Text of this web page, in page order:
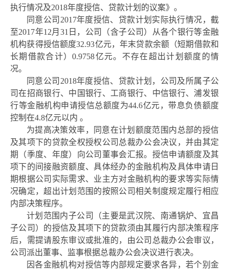
执行情况及2018年度授信、贷款计划的议案》。
同意公司 2017年度授信、贷款计划实际执行情况，截
至2017年12月31日，公司（含子公司）从各个银行等金融
机构获得授信额度32.93亿元，年末贷款余额（短期借款和
长期借款合计）0.9758亿元。不存在超出计划额度的情
况。
同意公司 2018年度授信、贷款计划，公司及所属子公
司在招商银行、中国银行、工商银行、中信银行、浦发银
行等金融机构申请授信总额度为44.6亿元，带息负债额度
控制在4.8亿元以内 。
为提高决策效率，同意在计划额度范围内总部的授信
及其项下的贷款全权授权公司总裁办公会决议，并由其定
期（季度、年度）向公司董事会汇报。授信申请额度及其
项下的间接融资额度、具体经办的金融机构及具体申请日
期根据公司实际需求、业主方对金融机构的要求等实际情
况确定，超出计划范围的按照公司相关制度规定履行相应
内部决策程序。
计划范围内子公司（主要是武汉院、南通锅炉、宜昌
子公司）的授信及其项下的贷款须由其履行内部决策程序
后，需提请股东审议或批准的，由公司总裁办公会审议，
公司派出董事、监事根据总裁办公会决议进行表决。
因各金融机构对授信等内部规定要求各异，若个别金